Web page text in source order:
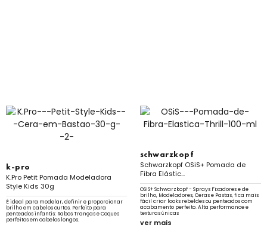
k-pro
K.Pro Petit Pomada Modeladora
Style Kids 30g
É ideal para modelar, definir e proporcionar
brilho em cabelos curtos. Perfeito para
penteados infantis: Rabos Tranças e Coques
perfeitos em cabelos longos.
schwarzkopf
Schwarzkopf OSiS+ Pomada de
Fibra Elástic...
OSIS+ Schwarzkopf - Sprays Fixadores e de
brilho, Modeladores, Ceras e Pastas, fica mais
fácil criar looks rebeldes ou penteados com
acabamento perfeito. Alta performance e
texturas únicas
ver mais